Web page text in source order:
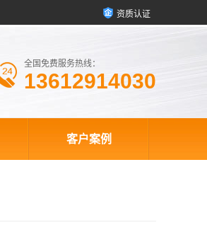
资质认证
全国免费服务热线：
13612914030
客户案例